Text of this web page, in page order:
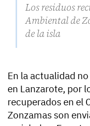
Los residuos
Ambiental de
de la isla
En la actualidad
en Lanzarote, por
recuperados en el
Zonzamas son